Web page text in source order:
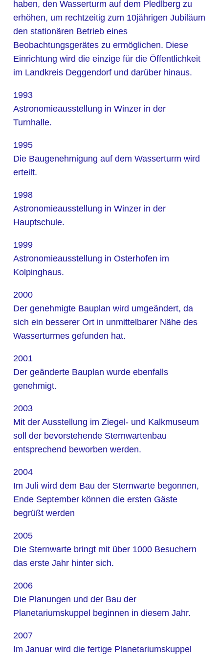
haben, den Wasserturm auf dem Pledlberg zu
erhöhen, um rechtzeitig zum 10jährigen Jubiläum
den stationären Betrieb eines
Beobachtungsgerätes zu ermöglichen. Diese
Einrichtung wird die einzige für die Öffentlichkeit
im Landkreis Deggendorf und darüber hinaus.
1993
Astronomieausstellung in Winzer in der
Turnhalle.
1995
Die Baugenehmigung auf dem Wasserturm wird
erteilt.
1998
Astronomieausstellung in Winzer in der
Hauptschule.
1999
Astronomieausstellung in Osterhofen im
Kolpinghaus.
2000
Der genehmigte Bauplan wird umgeändert, da
sich ein besserer Ort in unmittelbarer Nähe des
Wasserturmes gefunden hat.
2001
Der geänderte Bauplan wurde ebenfalls
genehmigt.
2003
Mit der Ausstellung im Ziegel- und Kalkmuseum
soll der bevorstehende Sternwartenbau
entsprechend beworben werden.
2004
Im Juli wird dem Bau der Sternwarte begonnen,
Ende September können die ersten Gäste
begrüßt werden
2005
Die Sternwarte bringt mit über 1000 Besuchern
das erste Jahr hinter sich.
2006
Die Planungen und der Bau der
Planetariumskuppel beginnen in diesem Jahr.
2007
Im Januar wird die fertige Planetariumskuppel